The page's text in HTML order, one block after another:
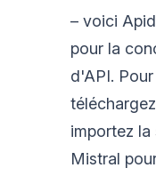
– voici
pour la
d'API.
importez
Mistral